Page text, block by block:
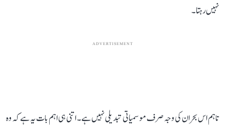
نہیں رہتا۔
ADVERTISEMENT
تاہم اس بحران کی وجہ صرف موسمیاتی تبدیلی نہیں ہے۔ اتنی ہی اہم بات یہ ہے کہ وہ